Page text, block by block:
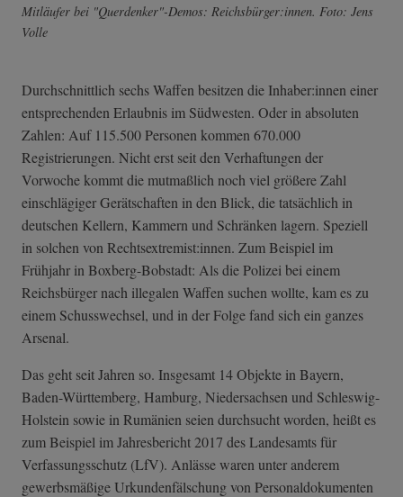
Mitläufer bei "Querdenker"-Demos: Reichsbürger:innen. Foto: Jens
Volle
Durchschnittlich sechs Waffen besitzen die Inhaber:innen einer
entsprechenden Erlaubnis im Südwesten. Oder in absoluten
Zahlen: Auf 115.500 Personen kommen 670.000
Registrierungen. Nicht erst seit den Verhaftungen der
Vorwoche kommt die mutmaßlich noch viel größere Zahl
einschlägiger Gerätschaften in den Blick, die tatsächlich in
deutschen Kellern, Kammern und Schränken lagern. Speziell
in solchen von Rechtsextremist:innen. Zum Beispiel im
Frühjahr in Boxberg-Bobstadt: Als die Polizei bei einem
Reichsbürger nach illegalen Waffen suchen wollte, kam es zu
einem Schusswechsel, und in der Folge fand sich ein ganzes
Arsenal.
Das geht seit Jahren so. Insgesamt 14 Objekte in Bayern,
Baden-Württemberg, Hamburg, Niedersachsen und Schleswig-
Holstein sowie in Rumänien seien durchsucht worden, heißt es
zum Beispiel im Jahresbericht 2017 des Landesamts für
Verfassungsschutz (LfV). Anlässe waren unter anderem
gewerbsmäßige Urkundenfälschung von Personaldokumenten